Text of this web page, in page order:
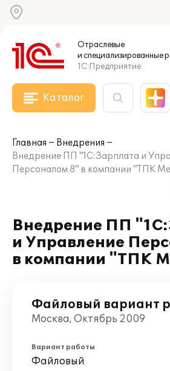
Отраслевые
и специализированные
1С:Предприятие
Каталог
Главная
Внедрения
Внедрение ПП "1С:Зарплата и
Персоналом 8" в компании "ТПК
Внедрение ПП
и Управление
в компании "ТПК
Файловый вариант
Москва, Октябрь 2009
Вариант работы
Файловый